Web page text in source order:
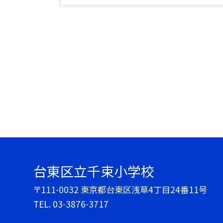
台東区立千束小学校
〒111-0032 東京都台東区浅草4丁目24番11号
TEL. 03-3876-3717